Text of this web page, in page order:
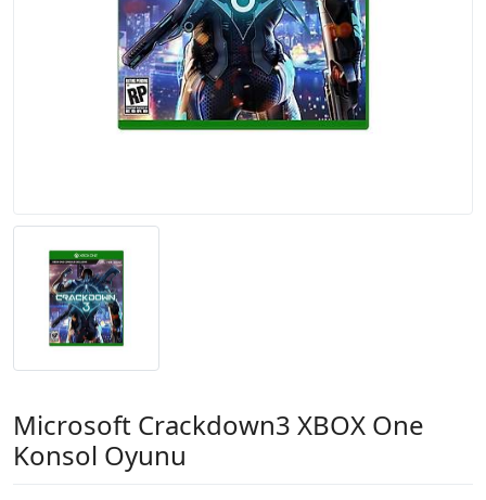
Microsoft Crackdown3 XBOX One
Konsol Oyunu